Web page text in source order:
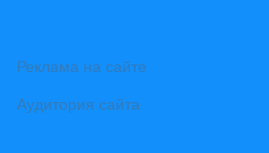
Реклама на сайте
Аудитория сайта